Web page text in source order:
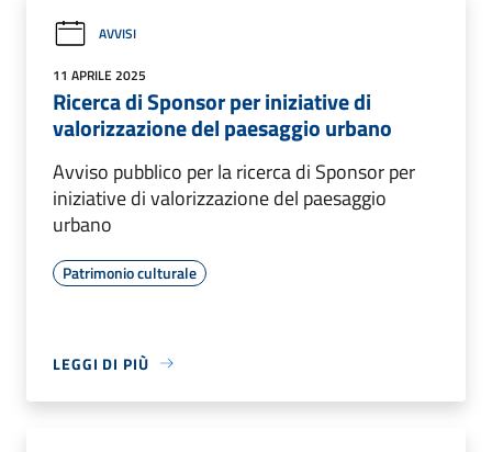
AVVISI
11 APRILE 2025
Ricerca di Sponsor per iniziative di
valorizzazione del paesaggio urbano
Avviso pubblico per la ricerca di Sponsor per
iniziative di valorizzazione del paesaggio
urbano
Patrimonio culturale
LEGGI DI PIÙ